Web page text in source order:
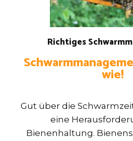
Richtiges
wie!
Gut über die
eine
Bienenhaltung.